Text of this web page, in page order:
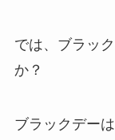
では、ブラッ
か？
ブラックデー